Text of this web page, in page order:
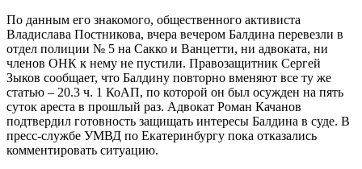
По данным его знакомого, общественного активиста
Владислава Постникова, вчера вечером Балдина перевезли в
отдел полиции № 5 на Сакко и Ванцетти, ни адвоката, ни
членов ОНК к нему не пустили. Правозащитник Сергей
Зыков сообщает, что Балдину повторно вменяют все ту же
статью – 20.3 ч. 1 КоАП, по которой он был осужден на пять
суток ареста в прошлый раз. Адвокат Роман Качанов
подтвердил готовность защищать интересы Балдина в суде. В
пресс-службе УМВД по Екатеринбургу пока отказались
комментировать ситуацию.